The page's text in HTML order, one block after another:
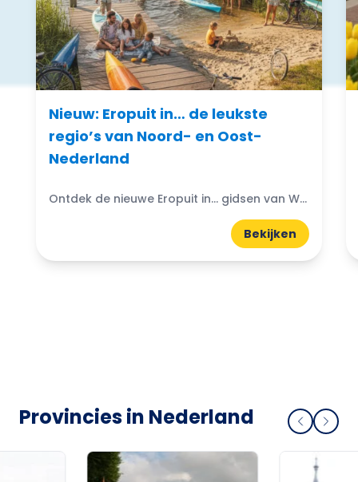
Nieuw: Eropuit in… de leukste
regio’s van Noord- en Oost-
Nederland
Ontdek de nieuwe Eropuit in... gidsen van WattedoenVandaag. Compacte A5-gidsen boordevol uitjes, natuur, horeca en tips uit de regio.
Bekijken
Provincies in Nederland